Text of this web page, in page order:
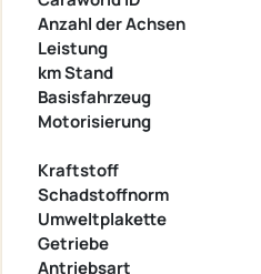
Anzahl der Achsen
Leistung
km Stand
Basisfahrzeug
Motorisierung
Kraftstoff
Schadstoffnorm
Umweltplakette
Getriebe
Antriebsart